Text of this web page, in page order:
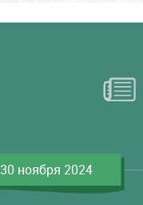
30 ноября 2024